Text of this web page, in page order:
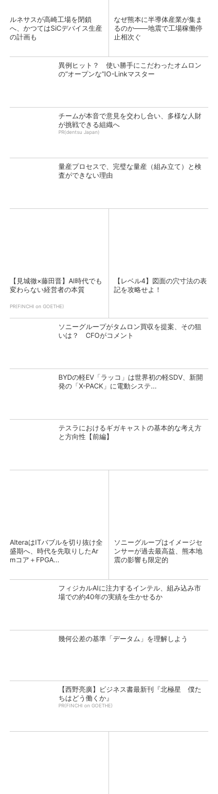
ルネサスが高崎工場を閉鎖
へ、かつてはSiCデバイス生産
の計画も
なぜ熊本に半導体産業が集ま
るのか――地震で工場稼働停
止相次ぐ
異例ヒット？ 使い勝手にこだわったオムロン
の“オープンな”IO-Linkマスター
チームが本音で意見を交わし合い、多様な人財
が挑戦できる組織へ
PR(dentsu Japan)
量産プロセスで、完璧な量産（組み立て）と検
査ができない理由
【見城徹×藤田晋】AI時代でも
変わらない経営者の本質
PR(FINCHI on GOETHE)
【レベル4】図面の穴寸法の表
記を攻略せよ！
ソニーグループがタムロン買収を提案、その狙
いは？ CFOがコメント
BYDの軽EV「ラッコ」は世界初の軽SDV、新開
発の「X-PACK」に電動システ...
テスラにおけるギガキャストの基本的な考え方
と方向性【前編】
AlteraはITバブルを切り抜け全
盛期へ、時代を先取りしたAr
mコア＋FPGA...
ソニーグループはイメージセ
ンサーが過去最高益、熊本地
震の影響も限定的
フィジカルAIに注力するインテル、組み込み市
場での約40年の実績を生かせるか
幾何公差の基準「データム」を理解しよう
【西野亮廣】ビジネス書最新刊『北極星 僕た
ちはどう働くか』
PR(FINCHI on GOETHE)